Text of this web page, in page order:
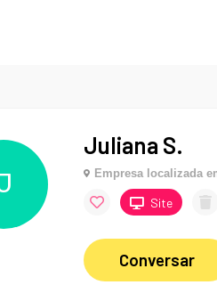
Juliana S.
Empresa localizada
Site
Conversar